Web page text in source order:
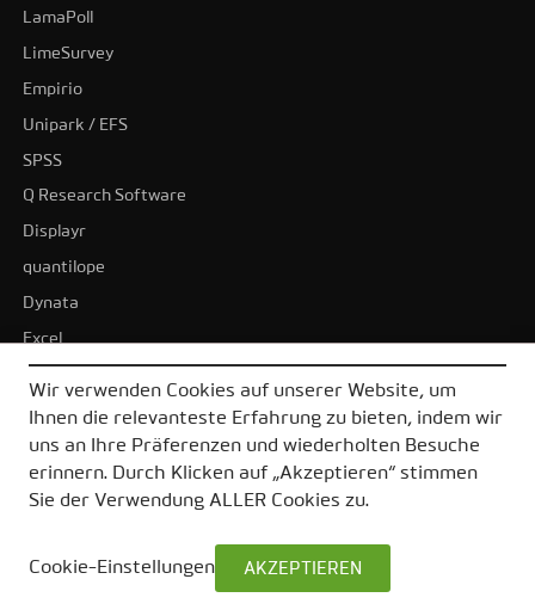
LamaPoll
LimeSurvey
Empirio
Unipark / EFS
SPSS
Q Research Software
Displayr
quantilope
Dynata
Excel
Tableau
Power BI
Alle Alternativen
Wir verwenden Cookies auf unserer Website, um
Ihnen die relevanteste Erfahrung zu bieten, indem wir
uns an Ihre Präferenzen und wiederholten Besuche
erinnern. Durch Klicken auf „Akzeptieren“ stimmen
Sie der Verwendung ALLER Cookies zu.
Cookie-Einstellungen AKZEPTIEREN